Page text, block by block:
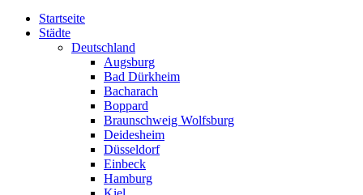
Startseite
Städte
Deutschland
Augsburg
Bad Dürkheim
Bacharach
Boppard
Braunschweig Wolfsburg
Deidesheim
Düsseldorf
Einbeck
Hamburg